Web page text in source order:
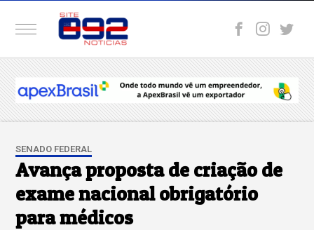
SENADO FEDERAL
Avança proposta de criação de
exame nacional obrigatório
para médicos